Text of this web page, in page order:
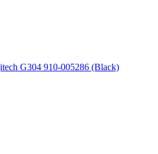
G304 910-005286 (Black)